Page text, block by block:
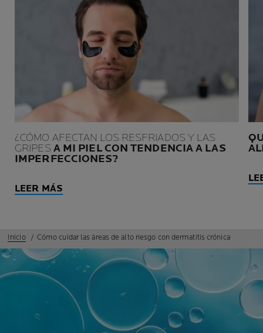
¿CÓMO AFECTAN LOS RESFRIADOS Y LAS
GRIPES A MI PIEL CON TENDENCIA A LAS
IMPERFECCIONES?
LEER MÁS
Inicio Cómo cuidar las áreas de alto riesgo con dermatitis crónica